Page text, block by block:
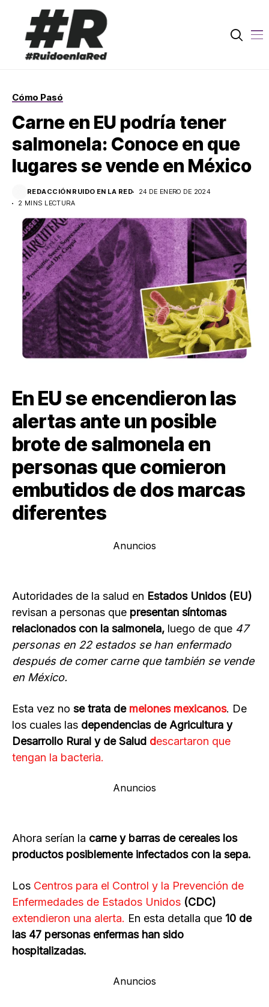
Cómo Pasó
Carne en EU podría tener
salmonela: Conoce en que
lugares se vende en México
REDACCIÓN RUIDO EN LA RED
24 DE ENERO DE 2024
2 MINS LECTURA
En EU se encendieron las
alertas ante un posible
brote de salmonela en
personas que comieron
embutidos de dos marcas
diferentes
Anuncios
Autoridades de la salud en Estados Unidos (EU)
revisan a personas que presentan síntomas
relacionados con la salmonela, luego de que 47
personas en 22 estados se han enfermado
después de comer carne que también se vende
en México.
Esta vez no se trata demelones mexicanos. De
los cuales las dependencias de Agricultura y
Desarrollo Rural y de Salud descartaron que
tengan la bacteria.
Anuncios
Ahora serían la carne y barras de cereales los
productos posiblemente infectados con la sepa.
Los Centros para el Control y la Prevención de
Enfermedades de Estados Unidos (CDC)
extendieron una alerta. En esta detalla que 10 de
las 47 personas enfermas han sido
hospitalizadas.
Anuncios